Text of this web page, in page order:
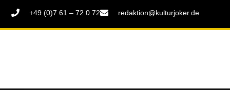
+49 (0)7 61 – 72 0 72 redaktion@kulturjoker.de